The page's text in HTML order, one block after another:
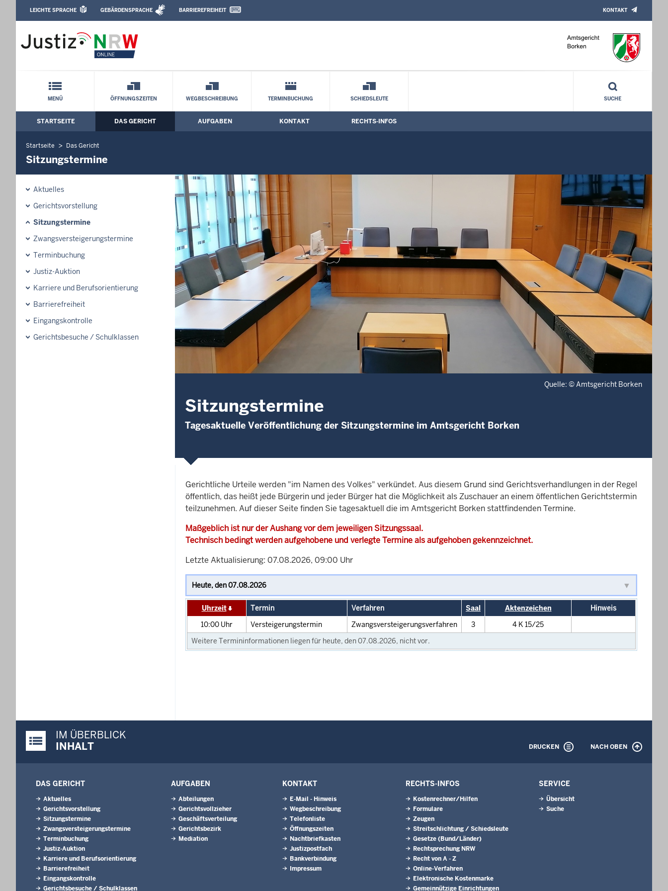
Amtsgericht Borken: Sitzungstermine
Leichte Sprache, Gebärdensprachenvideo und Kontaktformular
LEICHTE SPRACHE GEBÄRDENSPRACHE BARRIEREFREIHEIT KONTAKT
Schnellnavigation mit Volltext-Suche
MENÜ ÖFFNUNGSZEITEN WEGBESCHREIBUNG TERMINBUCHUNG SCHIEDSLEUTE SUCHE
Hauptmenü: Hauptnavigation
STARTSEITE DAS GERICHT AUFGABEN KONTAKT RECHTS-INFOS
Startseite Das Gericht
Sitzungstermine
Aktuelles
Gerichtsvorstellung
Sitzungstermine
Zwangsversteigerungs­termine
Terminbuchung
Justiz-Auktion
Karriere und Berufsorientierung
Barrierefreiheit
Eingangskontrolle
Gerichtsbesuche / Schulklassen
Quelle: © Amtsgericht Borken
Sitzungstermine
Tagesaktuelle Veröffentlichung der Sitzungstermine im Amtsgericht Borken
Gerichtliche Urteile werden "im Namen des Volkes" verkündet. Aus diesem Grund sind Gerichtsverhandlungen in der Regel
öffentlich, das heißt jede Bürgerin und jeder Bürger hat die Möglichkeit als Zuschauer an einem öffentlichen Gerichtstermin
teilzunehmen. Auf dieser Seite finden Sie tagesaktuell die im Amtsgericht Borken stattfindenden Termine.
Maßgeblich ist nur der Aushang vor dem jeweiligen Sitzungssaal.
Technisch bedingt werden aufgehobene und verlegte Termine als aufgehoben gekennzeichnet.
Letzte Aktualisierung: 07.08.2026, 09:00 Uhr
Uhrzeit Termin Verfahren Saal Aktenzeichen
Hinweis
10:00 Uhr Versteigerungstermin Zwangsversteigerungsverfahren 3
4 K 15/25
Weitere Termininformationen liegen für heute, den 07.08.2026, nicht vor.
Justiz-Portal im Überblick:
IM ÜBERBLICK
INHALT
DRUCKEN NACH OBEN
DAS GERICHT
Aktuelles
Gerichtsvorstellung
Sitzungstermine
Zwangsversteigerungs­termine
Terminbuchung
Justiz-Auktion
Karriere und Berufsorientierung
Barrierefreiheit
Eingangskontrolle
Gerichtsbesuche / Schulklassen
AUFGABEN
Abteilungen
Gerichtsvollzieher
Geschäftsverteilung
Gerichtsbezirk
Mediation
KONTAKT
E-Mail - Hinweis
Wegbeschreibung
Telefonliste
Öffnungszeiten
Nachtbriefkasten
Justizpostfach
Bankverbindung
Impressum
RECHTS-INFOS
Kostenrechner/Hilfen
Formulare
Zeugen
Streitschlichtung / Schiedsleute
Gesetze (Bund/Länder)
Rechtsprechung NRW
Recht von A - Z
Online-Verfahren
Elektronische Kostenmarke
Gemeinnützige Einrichtungen
SERVICE
Übersicht
Suche